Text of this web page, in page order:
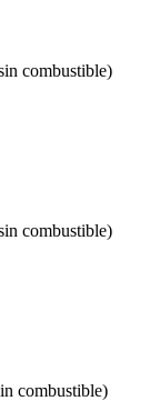
combustible)
combustible)
combustible)